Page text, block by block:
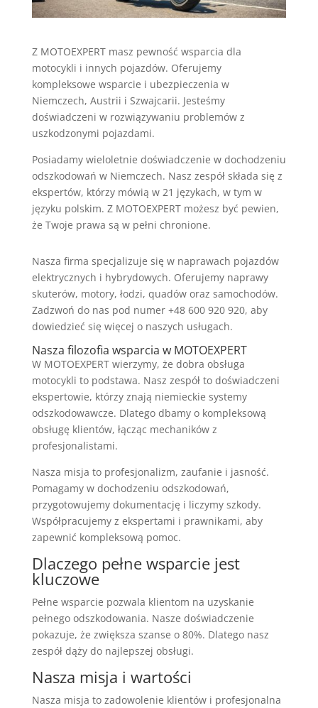
Z MOTOEXPERT masz pewność wsparcia dla
motocykli i innych pojazdów. Oferujemy
kompleksowe wsparcie i ubezpieczenia w
Niemczech, Austrii i Szwajcarii. Jesteśmy
doświadczeni w rozwiązywaniu problemów z
uszkodzonymi pojazdami.
Posiadamy wieloletnie doświadczenie w dochodzeniu
odszkodowań w Niemczech. Nasz zespół składa się z
ekspertów, którzy mówią w 21 językach, w tym w
języku polskim. Z MOTOEXPERT możesz być pewien,
że Twoje prawa są w pełni chronione.
Nasza firma specjalizuje się w naprawach pojazdów
elektrycznych i hybrydowych. Oferujemy naprawy
skuterów, motory, łodzi, quadów oraz samochodów.
Zadzwoń do nas pod numer +48 600 920 920, aby
dowiedzieć się więcej o naszych usługach.
Nasza filozofia wsparcia w MOTOEXPERT
W MOTOEXPERT wierzymy, że dobra obsługa
motocykli to podstawa. Nasz zespół to doświadczeni
ekspertowie, którzy znają niemieckie systemy
odszkodowawcze. Dlatego dbamy o kompleksową
obsługę klientów, łącząc mechaników z
profesjonalistami.
Nasza misja to profesjonalizm, zaufanie i jasność.
Pomagamy w dochodzeniu odszkodowań,
przygotowujemy dokumentację i liczymy szkody.
Współpracujemy z ekspertami i prawnikami, aby
zapewnić kompleksową pomoc.
Dlaczego pełne wsparcie jest
kluczowe
Pełne wsparcie pozwala klientom na uzyskanie
pełnego odszkodowania. Nasze doświadczenie
pokazuje, że zwiększa szanse o 80%. Dlatego nasz
zespół dąży do najlepszej obsługi.
Nasza misja i wartości
Nasza misja to zadowolenie klientów i profesjonalna